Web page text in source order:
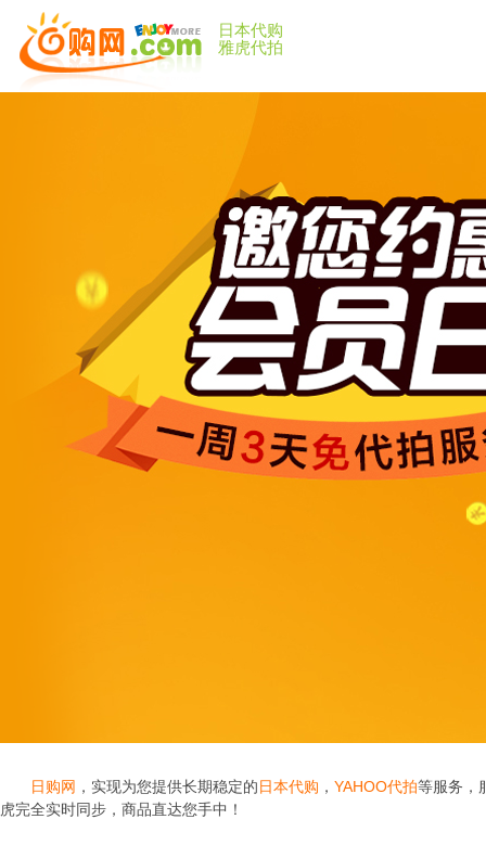
日本代购
雅虎代拍
日购网 ，实现为您提供长期稳定的日本代购 ， YAHOO代拍等服务，
虎完全实时同步，商品直达您手中！